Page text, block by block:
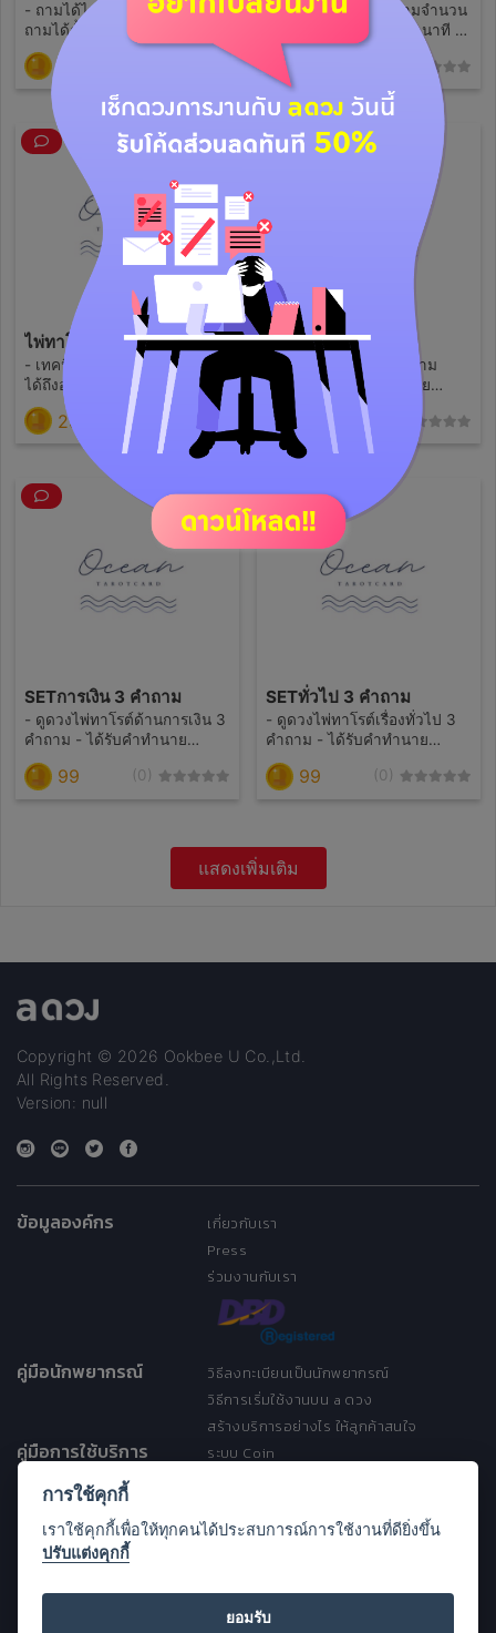
- ถามได้ไม่จำกัดคำถาม - เริ่ม
ถามได้ตั้งเเต่ซื้อบริการนี้ จน
ครบ24ชั่วโมง - เเม่หมอจะเข้า
มาตอบเมื่อว่าง เเต่ตอบทุก
คำถามที่ถาม - สามารถทิ้ง
คำถามไว้ทางเเชทได้เรื่อยๆ -
ได้รับคำทำนายชัดเจน - ปรึกษา
ขอคำเเนะนำได้เป็นกันเอง -
เริ่มนับเวลาตั้งเเต่ซื้อ
บริการSETนี้ค่ะ * เรื่องที่ไม่รับดู
คือหน้าตาเนื้อคู่เจาะจง/ความ
- ไม่จำกัดคำถาม - ถามจำนวน
กี่คำถามก็ได้ภายใน 30 นาที -
คำทำนายละเอียด - ปรึกษาเป็น
กันเอง ขอคำเเนะนำได้ 🙌🏻 -
กดซื้อเเพคเกจนี้ เเจ้งเวลาที่
สะดวก - รอทางร้านตอบกลับ -
รอร้านคอนเฟิร์มเวลา - เริ่มดู
ตามเวลาที่ตกลงกัน
ไพ่ทาโรต์ 10 ตำเเหน่ง
- เทคนิควางไพ่ 10 ตำเเหน่ง ดู
ได้ถึงอนาคตเจาะลึกกว่าคำถาม
ทั่วไป - ส่งรูปไพ่ 10 ตำเเหน่งให้
ทุกท่านที่เข้ารับบริการ - คำ
ทำนายละเอียดยาวเจาะลึก -
ปรึกษาเป็นกันเองได้ อยากทราย
จุดไหนเป็นพิเศษ
290 (0)
1 คำถาม (ลัดคิว)
- ดูดวงไพ่ทาโรต์ 1 คำถาม
(ลัดคิว) - ได้รับคำทำนาย
ละเอียด+ได้คำทำนายเร็วมาก -
ปรึกษาเป็นกันเอง 🌊ไม่รับดูดวง
เกี่ยวกับสิ่งลี้ลับ,ความเป็นความ
ตาย,หน้าตาเนื้อคู่เจาะจง🙇‍♀️
SETการเงิน 3 คำถาม
- ดูดวงไพ่ทาโรต์ด้านการเงิน 3
คำถาม - ได้รับคำทำนาย
ละเอียด ภายใน 24 ชั่วโมง(ส่วน
ใหญ่ตอบเร็วค่ะ) - ปรึกษาเป็น
99 (0)
SETทั่วไป 3 คำถาม
- ดูดวงไพ่ทาโรต์เรื่องทั่วไป 3
คำถาม - ได้รับคำทำนาย
ละเอียด ภายใน 24 ชั่วโมง(ส่วน
ใหญ่ตอบเร็วค่ะ) - ปรึกษาเป็น
99 (0)
แสดงเพิ่มเติม
Copyright © 2026 Ookbee U Co.,Ltd.
All Rights Reserved.
Version: null
ข้อมูลองค์กร
เกี่ยวกับเรา
Press
ร่วมงานกับเรา
คู่มือนักพยากรณ์
วิธีลงทะเบียนเป็นนักพยากรณ์
วิธีการเริ่มใช้งานบน a ดวง
สร้างบริการอย่างไร ให้ลูกค้าสนใจ
คู่มือการใช้บริการ
ระบบ Coin
ประกาศการคุ้มครองข้อมูลส่วนบุคคล
Open Source License
การใช้คุกกี้
เราใช้คุกกี้เพื่อให้ทุกคนได้ประสบการณ์การใช้งานที่ดียิ่งขึ้น
ปรับแต่งคุกกี้
ยอมรับ